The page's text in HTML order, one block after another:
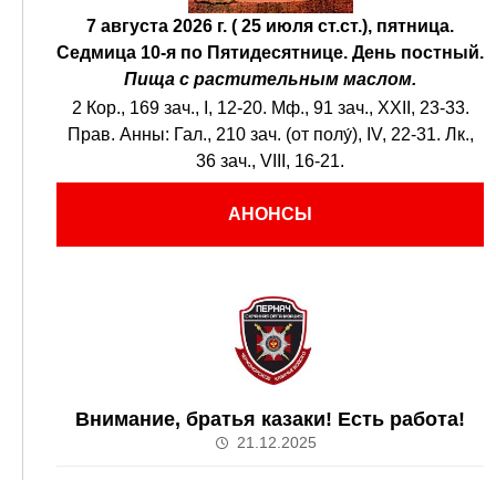
7 августа 2026 г. ( 25 июля ст.ст.), пятница.
Седмица 10-я по Пятидесятнице. День постный.
Пища с растительным маслом.
2 Кор., 169 зач., I, 12-20. Мф., 91 зач., XXII, 23-33.
Прав. Анны: Гал., 210 зач. (от полу́), IV, 22-31. Лк.,
36 зач., VIII, 16-21.
АНОНСЫ
Внимание, братья казаки! Есть работа!
21.12.2025